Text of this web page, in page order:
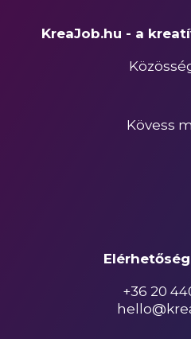
KreaJob.hu - a
Kövess
+36 20